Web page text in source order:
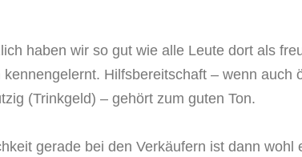
haben wir so gut wie alle Leute dort als
kennengelernt. Hilfsbereitschaft – wenn auch
(Trinkgeld) – gehört zum guten Ton.
gerade bei den Verkäufern ist dann wohl